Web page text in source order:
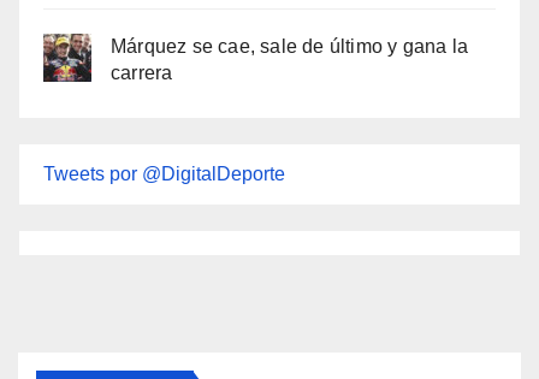
Márquez se cae, sale de último y gana la
carrera
Tweets por @DigitalDeporte